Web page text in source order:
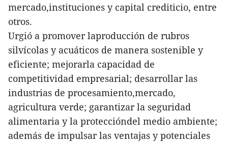
mercado,instituciones y capital crediticio, entre
otros.
Urgió a promover laproducción de rubros
silvícolas y acuáticos de manera sostenible y
eficiente; mejorarla capacidad de
competitividad empresarial; desarrollar las
industrias de procesamiento,mercado,
agricultura verde; garantizar la seguridad
alimentaria y la proteccióndel medio ambiente;
además de impulsar las ventajas y potenciales